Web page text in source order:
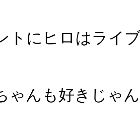
トにヒロはライ
ゃんも好きじゃ